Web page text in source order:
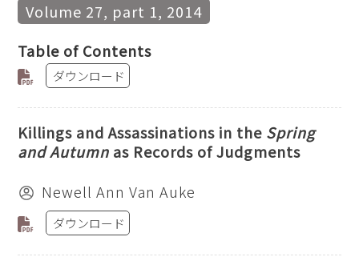
Volume 27, part 1, 2014
Table of Contents
ダウンロード
Killings and Assassinations in the Spring
and Autumn as Records of Judgments
Newell Ann Van Auke
ダウンロード